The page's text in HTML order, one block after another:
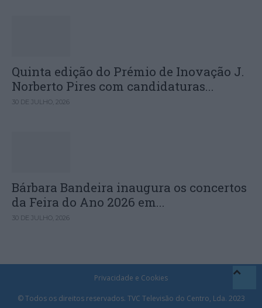
Quinta edição do Prémio de Inovação J.
Norberto Pires com candidaturas...
30 DE JULHO, 2026
Bárbara Bandeira inaugura os concertos
da Feira do Ano 2026 em...
30 DE JULHO, 2026
Privacidade e Cookies
© Todos os direitos reservados. TVC Televisão do Centro, Lda. 2023